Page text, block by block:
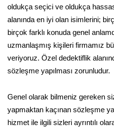
oldukça seçici ve oldukça
alanında en iyi olan isimlerini;
birçok farklı konuda genel
uzmanlaşmış kişileri firmamız
veriyoruz. Özel dedektiflik
sözleşme yapılması zorunludur.
Genel olarak bilmeniz gereken
yapmaktan kaçınan sözleşme
hizmet ile ilgili sizleri ayrıntılı